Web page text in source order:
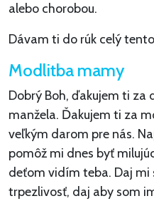
alebo chorobou.
Dávam ti do rúk celý
Modlitba mamy
Dobrý Boh, ďakujem ti za
manžela. Ďakujem ti za
veľkým darom pre nás.
pomôž mi dnes byť
deťom vidím teba. Daj mi
trpezlivosť, daj aby som